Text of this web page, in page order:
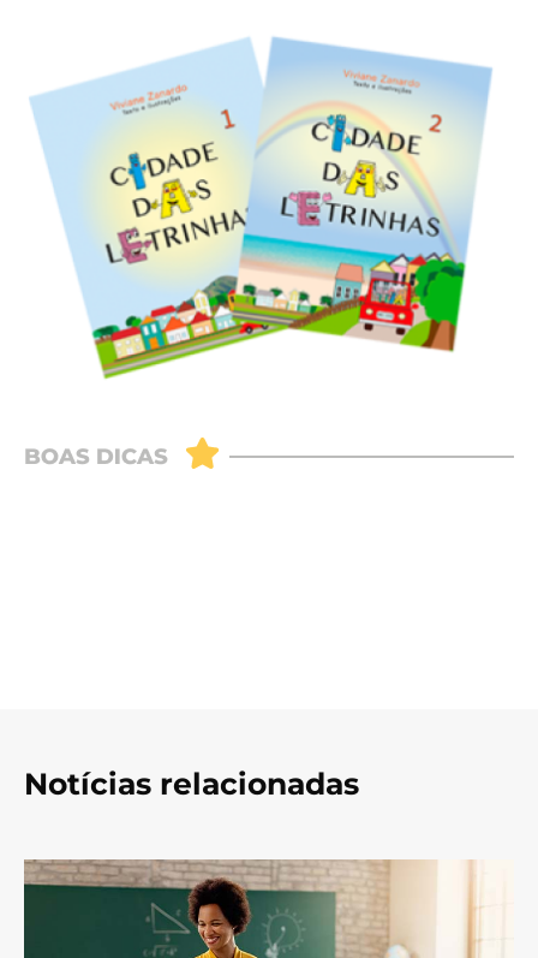
Notícias relacionadas